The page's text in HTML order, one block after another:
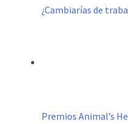
¿Cambiarías de
Premios Animal’s